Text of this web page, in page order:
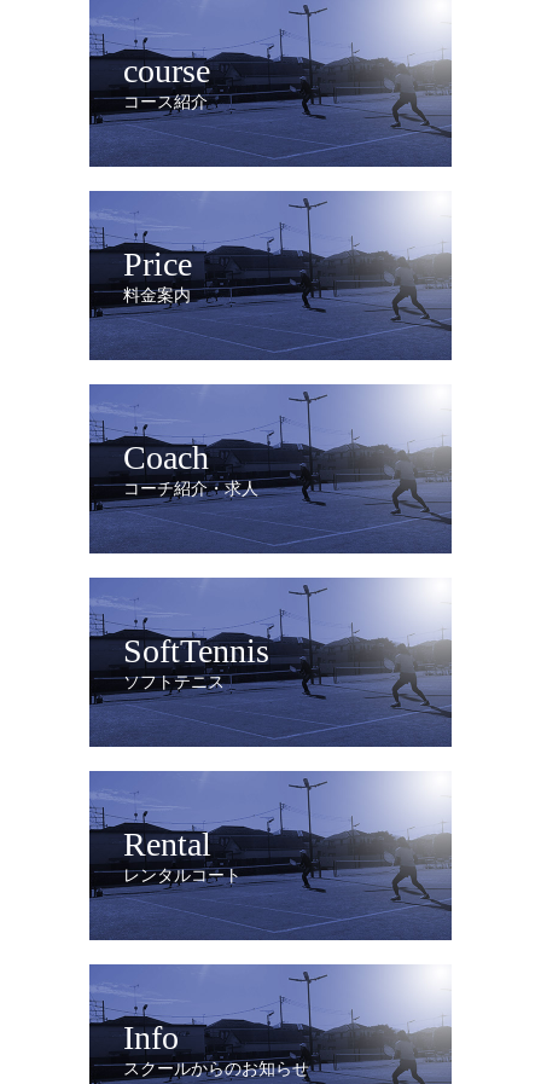
course
コース紹介
Price
料金案内
Coach
コーチ紹介・求人
SoftTennis
ソフトテニス
Rental
レンタルコート
Info
スクールからのお知らせ